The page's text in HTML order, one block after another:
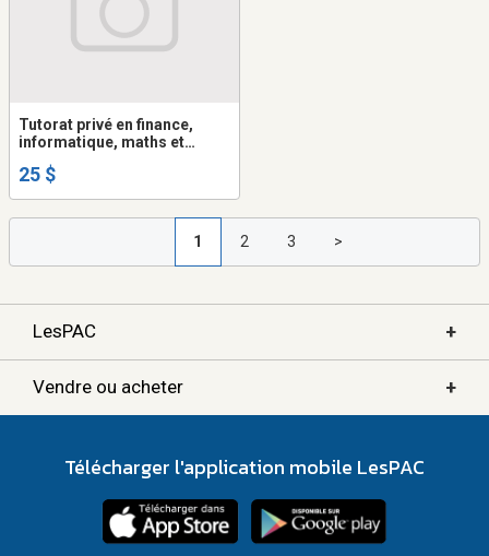
Tutorat privé en finance,
informatique, maths et
25 $
1 2 3 >
LesPAC +
Vendre ou acheter +
Télécharger l'application mobile LesPAC